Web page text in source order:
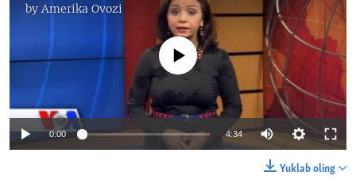
by Amerika Ovozi
No media source currently available
0:00 4:34
Yuklab oling